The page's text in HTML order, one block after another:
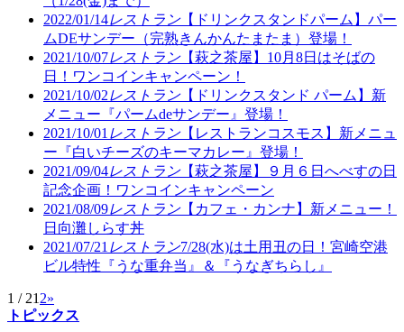
2022/01/14レストラン【ドリンクスタンドパーム】パー
ムDEサンデー（完熟きんかんたまたま）登場！
2021/10/07レストラン【萩之茶屋】10月8日はそばの
日！ワンコインキャンペーン！
2021/10/02レストラン【ドリンクスタンド パーム】新
メニュー『パームdeサンデー』登場！
2021/10/01 レストラン【レストランコスモス】新メニュ
ー『白いチーズのキーマカレー』登場！
2021/09/04レストラン【萩之茶屋】９月６日へべすの日
記念企画！ワンコインキャンペーン
2021/08/09レストラン【カフェ・カンナ】新メニュー！
日向灘しらす丼
2021/07/21 レストラン7/28(水)は土用丑の日！宮崎空港
ビル特性『うな重弁当』＆『うなぎちらし』
1 / 21 2»
トピックス